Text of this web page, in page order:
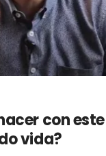
con
vida?